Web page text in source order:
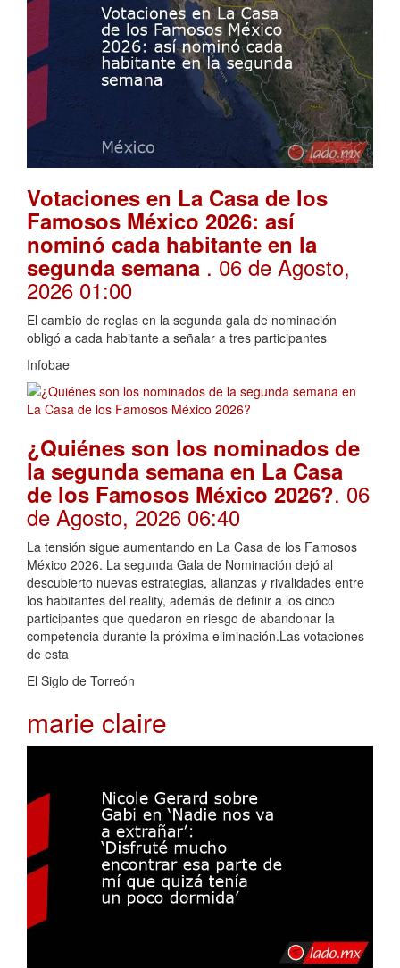
Votaciones en La Casa de los
Famosos México 2026: así
nominó cada habitante en la
segunda semana . 06 de Agosto,
2026 01:00
El cambio de reglas en la segunda gala de nominación
obligó a cada habitante a señalar a tres participantes
Infobae
¿Quiénes son los nominados de
la segunda semana en La Casa
de los Famosos México 2026?. 06
de Agosto, 2026 06:40
La tensión sigue aumentando en La Casa de los Famosos
México 2026. La segunda Gala de Nominación dejó al
descubierto nuevas estrategias, alianzas y rivalidades entre
los habitantes del reality, además de definir a los cinco
participantes que quedaron en riesgo de abandonar la
competencia durante la próxima eliminación.Las votaciones
de esta
El Siglo de Torreón
marie claire